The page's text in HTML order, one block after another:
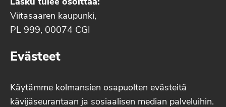
Lasku tulee osoittaa:
Viitasaaren kaupunki,
PL 999, 00074 CGI
Evästeet
Käytämme kolmansien osapuolten evästeitä
kävijäseurantaan ja sosiaalisen median palveluihin.